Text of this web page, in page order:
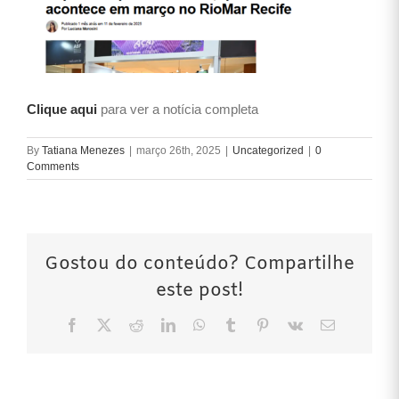
Clique aqui para ver a notícia completa
By Tatiana Menezes | março 26th, 2025 | Uncategorized | 0
Comments
Gostou do conteúdo? Compartilhe
este post!
Facebook RedditLinkedInWhatsApp
Tumblr Pinterest
Vk Email